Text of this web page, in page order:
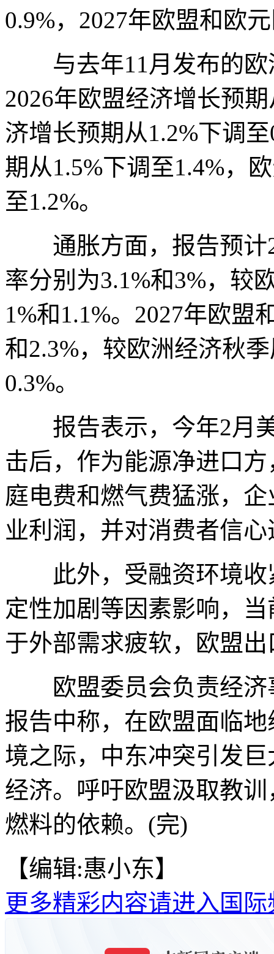
0.9%，2027年欧盟和欧
与去年11月发布的欧
2026年欧盟经济增长预
济增长预期从1.2%下调
期从1.5%下调至1.4%，
至1.2%。
通胀方面，报告预计
率分别为3.1%和3%，较
1%和1.1%。2027年欧盟
和2.3%，较欧洲经济秋
0.3%。
报告表示，今年2月美
击后，作为能源净进口
庭电费和燃气费猛涨，
业利润，并对消费者信
此外，受融资环境收
定性加剧等因素影响，
于外部需求疲软，欧盟
欧盟委员会负责经济
报告中称，在欧盟面临
境之际，中东冲突引发
经济。呼吁欧盟汲取教
燃料的依赖。(完)
【编辑:惠小东】
更多精彩内容请进入国际